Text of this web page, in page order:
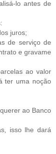
lo antes de
juros;
de serviço de
e gravame
ao valor
ter uma noção
ao Banco
isso lhe dará